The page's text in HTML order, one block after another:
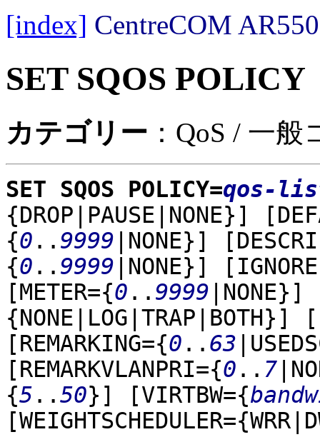
[index] CentreCOM
SET SQOS POLICY
カテゴリー ：QoS / 一
SET SQOS POLICY=qos-
{DROP|PAUSE|NONE}]
{0 .. 9999 |NONE}]
{0 .. 9999 |NONE}]
[METER={0 .. 9999 |NONE}]
{NONE|LOG|TRAP|BOTH}]
[REMARKING={0 .. 63
[REMARKVLANPRI={0 .. 7
{5 ..50}] [VIRTBW={